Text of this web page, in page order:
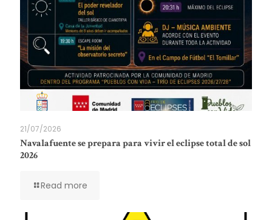
21/07/2026
Navalafuente se prepara para vivir el eclipse total de sol
2026
Read more